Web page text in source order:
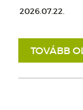
2026.07.22.
TOVÁBB